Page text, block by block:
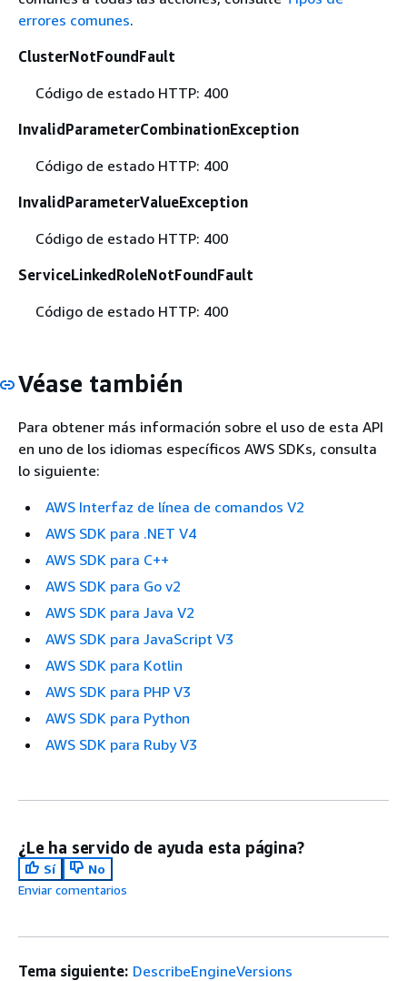
errores comunes.
ClusterNotFoundFault
Código de estado HTTP: 400
InvalidParameterCombinationException
Código de estado HTTP: 400
InvalidParameterValueException
Código de estado HTTP: 400
ServiceLinkedRoleNotFoundFault
Código de estado HTTP: 400
Véase también
Para obtener más información sobre el uso de esta API
en uno de los idiomas específicos AWS SDKs, consulta
lo siguiente:
AWS Interfaz de línea de comandos V2
AWS SDK para .NET V4
AWS SDK para C++
AWS SDK para Go v2
AWS SDK para Java V2
AWS SDK para JavaScript V3
AWS SDK para Kotlin
AWS SDK para PHP V3
AWS SDK para Python
AWS SDK para Ruby V3
¿Le ha servido de ayuda esta página?
Sí
No
Enviar comentarios
Tema siguiente: DescribeEngineVersions